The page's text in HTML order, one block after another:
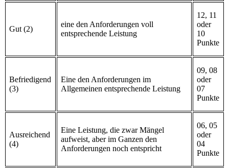
Gut (2)
eine den Anforderungen voll
entsprechende Leistung
12, 11
oder
10
Punkte
Befriedigend
(3)
Eine den Anforderungen im
Allgemeinen entsprechende Leistung
09, 08
oder
07
Punkte
Ausreichend
(4)
Eine Leistung, die zwar Mängel
aufweist, aber im Ganzen den
Anforderungen noch entspricht
06, 05
oder
04
Punkte